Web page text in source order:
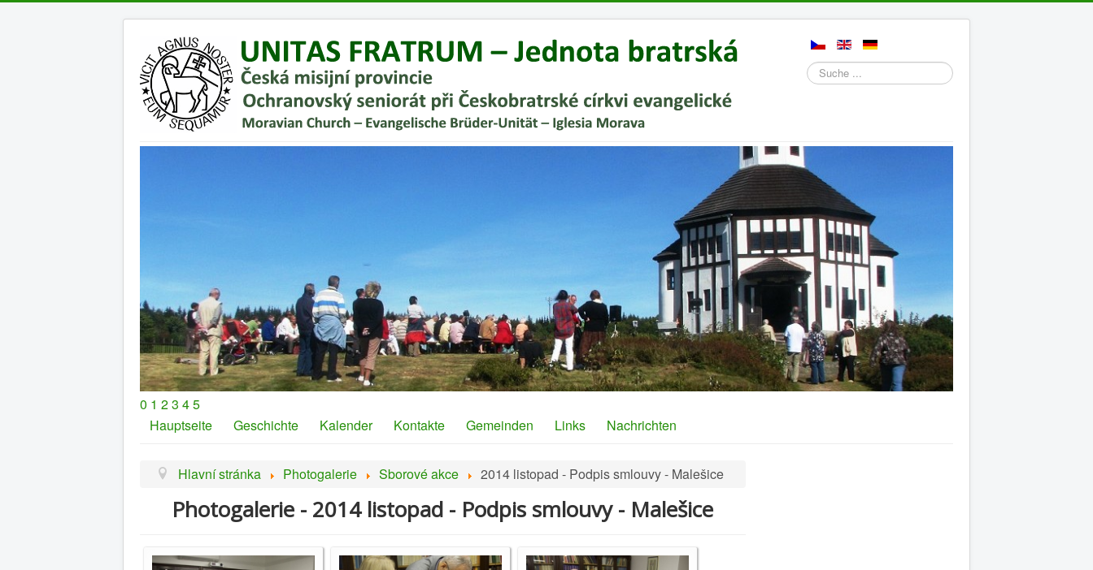
Suchen
0 1 23 45
Hauptseite
Geschichte Kalender Kontakte Gemeinden Links Nachrichten
Hlavní stránka Photogalerie Sborové akce 2014 listopad - Podpis smlouvy - Malešice
Photogalerie - 2014 listopad - Podpis smlouvy - Malešice